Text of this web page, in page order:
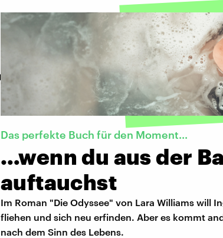
Das perfekte Buch für den Moment...
…wenn du aus der
auftauchst
Im Roman "Die Odyssee" von Lara Williams will
fliehen und sich neu erfinden. Aber es kommt
nach dem Sinn des Lebens.